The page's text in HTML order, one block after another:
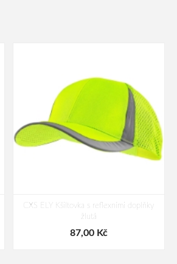
CXS ELY Kšiltovka s reflexními doplňky
žlutá
87,00 Kč